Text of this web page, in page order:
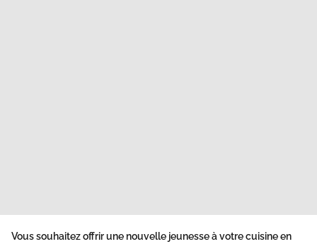
Vous souhaitez offrir une nouvelle jeunesse à votre cuisine en